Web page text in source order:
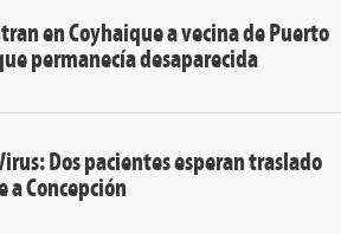
en Coyhaique a vecina de Puerto
permanecía desaparecida
Dos pacientes esperan traslado
a Concepción